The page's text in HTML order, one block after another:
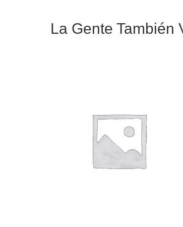
La Gente También